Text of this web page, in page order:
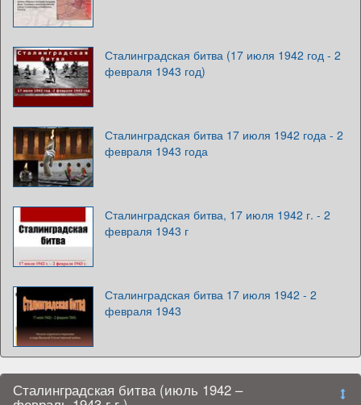
Сталинградская битва (17 июля 1942 год - 2
февраля 1943 год)
Сталинградская битва 17 июля 1942 года - 2
февраля 1943 года
Сталинградская битва, 17 июля 1942 г. - 2
февраля 1943 г
Сталинградская битва 17 июля 1942 - 2
февраля 1943
Сталинградская битва (июль 1942 –